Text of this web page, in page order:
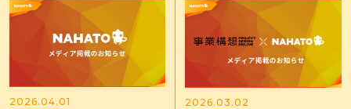
2026.04.01 2026.03.02